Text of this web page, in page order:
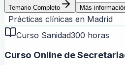
Temario Completo Más
Prácticas clínicas en Madrid
Curso Sanidad300 horas
Curso Online de